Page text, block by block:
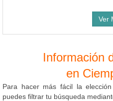
Ver
Información
en
Para hacer más fácil la
puedes filtrar tu búsqueda